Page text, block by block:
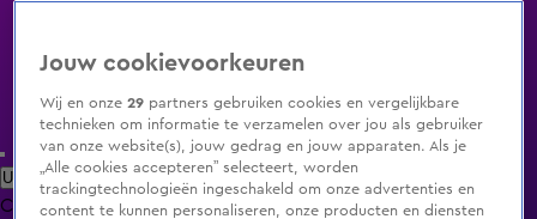
Uitzending Gemist Populaire programma's Zenders Genres
ClipsFilmsRadioSmart TV inlogShop
Jouw cookievoorkeuren
Wij en onze29 partners gebruiken cookies en vergelijkbare
technieken om informatie te verzamelen over jou als gebruiker
van onze website(s), jouw gedrag en jouw apparaten. Als je
„Alle cookies accepteren” selecteert, worden
trackingtechnologieën ingeschakeld om onze advertenties en
content te kunnen personaliseren, onze producten en diensten